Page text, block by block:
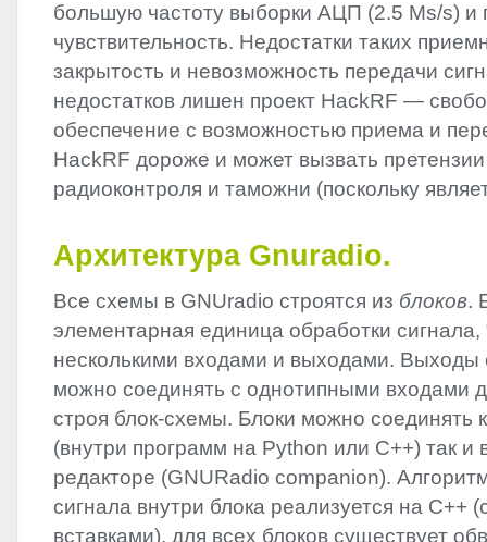
большую частоту выборки АЦП (2.5 Ms/s)
чувствительность. Недостатки таких
закрытость и невозможность передачи
недостатков лишен проект HackRF —
обеспечение с возможностью приема и
HackRF дороже и может вызвать
радиоконтроля и таможни (поскольку
Архитектура Gnuradio.
Все схемы в GNUradio строятся из блоков.
элементарная единица обработки сигнала,
несколькими входами и выходами. Выходы
можно соединять с однотипными входами
строя блок-схемы. Блоки можно соединять
(внутри программ на Python или C++) так и
редакторе (GNURadio companion).
сигнала внутри блока реализуется на C++
вставками), для всех блоков существует